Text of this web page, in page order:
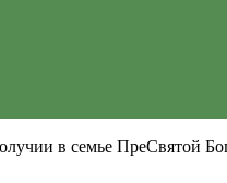
в семье ПреСвятой